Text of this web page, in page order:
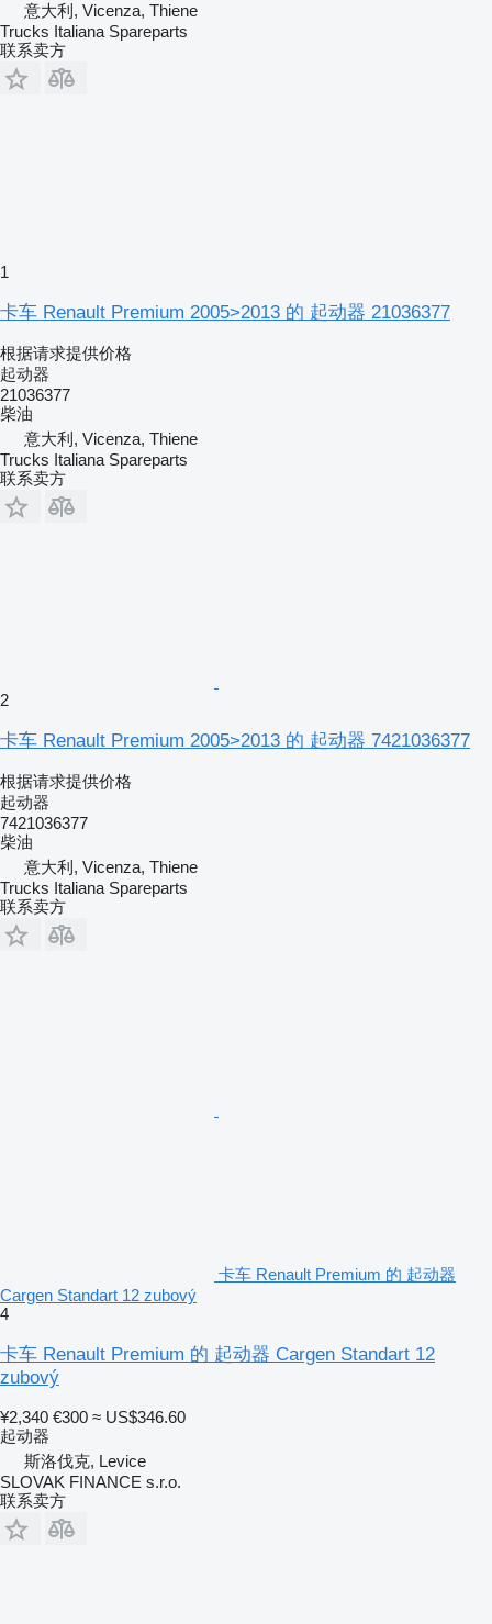
意大利, Vicenza, Thiene
Trucks Italiana Spareparts
联系卖方
1
卡车 Renault Premium 2005>2013 的 起动器 21036377
根据请求提供价格
起动器
21036377
柴油
意大利, Vicenza, Thiene
Trucks Italiana Spareparts
联系卖方
2
卡车 Renault Premium 2005>2013 的 起动器 7421036377
根据请求提供价格
起动器
7421036377
柴油
意大利, Vicenza, Thiene
Trucks Italiana Spareparts
联系卖方
卡车 Renault Premium 的 起动器
Cargen Standart 12 zubový
4
卡车 Renault Premium 的 起动器 Cargen Standart 12
zubový
¥2,340 €300 ≈ US$346.60
起动器
斯洛伐克, Levice
SLOVAK FINANCE s.r.o.
联系卖方